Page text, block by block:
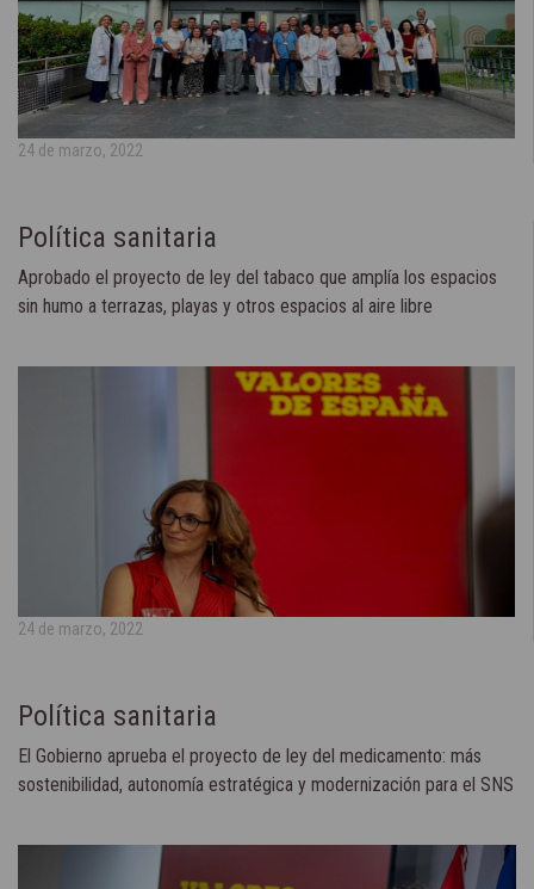
24 de marzo, 2022
Política sanitaria
Aprobado el proyecto de ley del tabaco que amplía los espacios
sin humo a terrazas, playas y otros espacios al aire libre
24 de marzo, 2022
Política sanitaria
El Gobierno aprueba el proyecto de ley del medicamento: más
sostenibilidad, autonomía estratégica y modernización para el SNS